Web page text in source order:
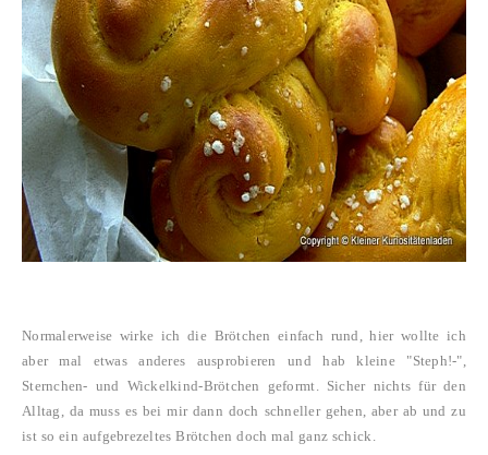
Normalerweise wirke ich die Brötchen einfach rund, hier wollte ich
aber mal etwas anderes ausprobieren und hab kleine "Steph!-",
Sternchen- und Wickelkind-Brötchen geformt. Sicher nichts für den
Alltag, da muss es bei mir dann doch schneller gehen, aber ab und zu
ist so ein aufgebrezeltes Brötchen doch mal ganz schick.